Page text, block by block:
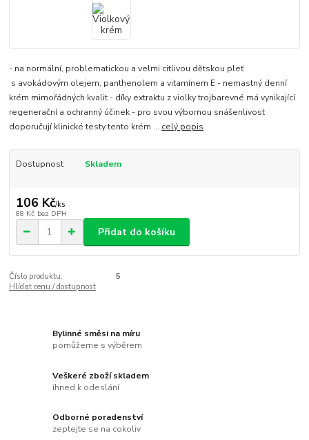
- na normální, problematickou a velmi citlivou dětskou pleť
s avokádovým olejem, panthenolem a vitamínem E - nemastný denní
krém mimořádných kvalit - díky extraktu z violky trojbarevné má vynikající
regenerační a ochranný účinek - pro svou výbornou snášenlivost
doporučují klinické testy tento krém ... celý popis
Dostupnost Skladem
106 Kč/ks
88 Kč bez DPH
Přidat do košíku
Číslo produktu:
5
Hlídat cenu / dostupnost
Bylinné směsi na míru
pomůžeme s výběrem
Veškeré zboží skladem
ihned k odeslání
Odborné poradenství
zeptejte se na cokoliv